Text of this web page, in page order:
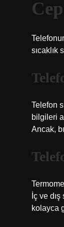
sıcaklık
Telefon
bilgileri
Ancak,
İç ve
kolayca